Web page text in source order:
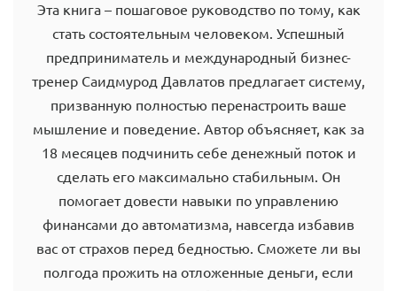
Эта книга – пошаговое руководство по тому, как
стать состоятельным человеком. Успешный
предприниматель и международный бизнес-
тренер Саидмурод Давлатов предлагает систему,
призванную полностью перенастроить ваше
мышление и поведение. Автор объясняет, как за
18 месяцев подчинить себе денежный поток и
сделать его максимально стабильным. Он
помогает довести навыки по управлению
финансами до автоматизма, навсегда избавив
вас от страхов перед бедностью. Сможете ли вы
полгода прожить на отложенные деньги, если